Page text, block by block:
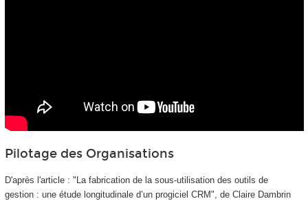
Pilotage des Organisations
D'après l'article : "La fabrication de la sous-utilisation des outils de
gestion : une étude longitudinale d’un progiciel CRM", de Claire Dambrin